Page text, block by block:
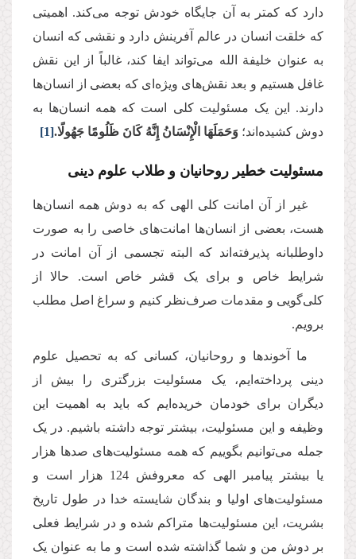
دارد که کمتر به آن جایگاه خودش توجه می‌کند. اهمیتی
که خلقت انسان در عالم آفرینش دارد و نقشی که انسان
به عنوان خلیفة الله می‌تواند ایفا کند، غالباً از این نقش
غافل هستیم و بعد نقش‌های ویژه‌ای که بعضی از انسان‌ها
دارند. این یک مسئولیت کلی است که همه‌ انسان‌ها به
دوش کشیده‌اند؛ وَحَمَلَهَا الْإِنْسَانُ إِنَّهُ كَانَ ظَلُومًا جَهُولًا.[1]
مسئولیت خطیر روحانیان و طلاب علوم دینی
غیر از آن امانت کلی الهی که به دوش همه‌ انسان‌ها
هست، بعضی از انسان‌ها امانت‌های خاصی را به صورت
داوطلبانه پذیرفته‌اند که البته تجسمی از آن امانت در
شرایط خاص و برای یک قشر خاص است. حالا از
کلی‌گویی و مقدمات صرف‌نظر کنیم و سراغ اصل مطلب
برویم.
ما آخوندها و روحانیان، کسانی که به تحصیل علوم
دینی پرداخته‌ایم، یک مسئولیت بزرگتری را بیش از
دیگران برای خودمان خریده‌ایم که باید به اهمیت این
وظیفه و این مسئولیت، بیشتر توجه داشته باشیم. در یک
جمله می‌توانیم بگوییم که همه مسئولیت‌های صدها هزار
یا بیشتر پیامبر الهی که معروفش 124 هزار است و
مسئولیت‌های اولیا و بندگان شایسته‌ خدا در طول تاریخ
بشریت، این مسئولیت‌ها متراکم شده و در شرایط فعلی
بر دوش من و شما گذاشته شده است و ما به عنوان یک